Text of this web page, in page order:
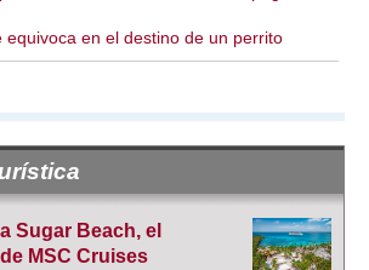
equivoca en el destino de un perrito
Sugar Beach, el
MSC Cruises